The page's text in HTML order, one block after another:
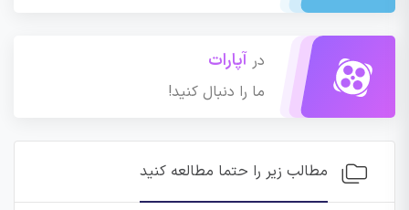
در آپارات
ما را دنبال کنید!
مطالب زیر را حتما مطالعه کنید